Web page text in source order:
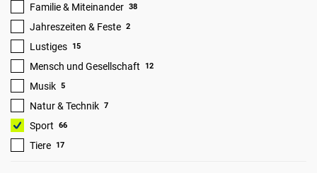
Familie & Miteinander 38
Jahreszeiten & Feste 2
Lustiges 15
Mensch und Gesellschaft 12
Musik 5
Natur & Technik 7
Sport 66
Tiere 17